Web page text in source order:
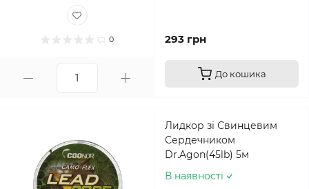
0 293 грн
До кошика
Лидкор зі Свинцевим
Сердечником
Dr.Agon(45lb) 5м
В наявності